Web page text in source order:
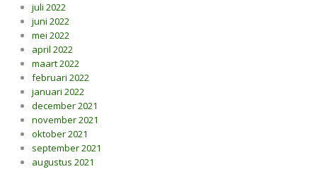
juli 2022
juni 2022
mei 2022
april 2022
maart 2022
februari 2022
januari 2022
december 2021
november 2021
oktober 2021
september 2021
augustus 2021